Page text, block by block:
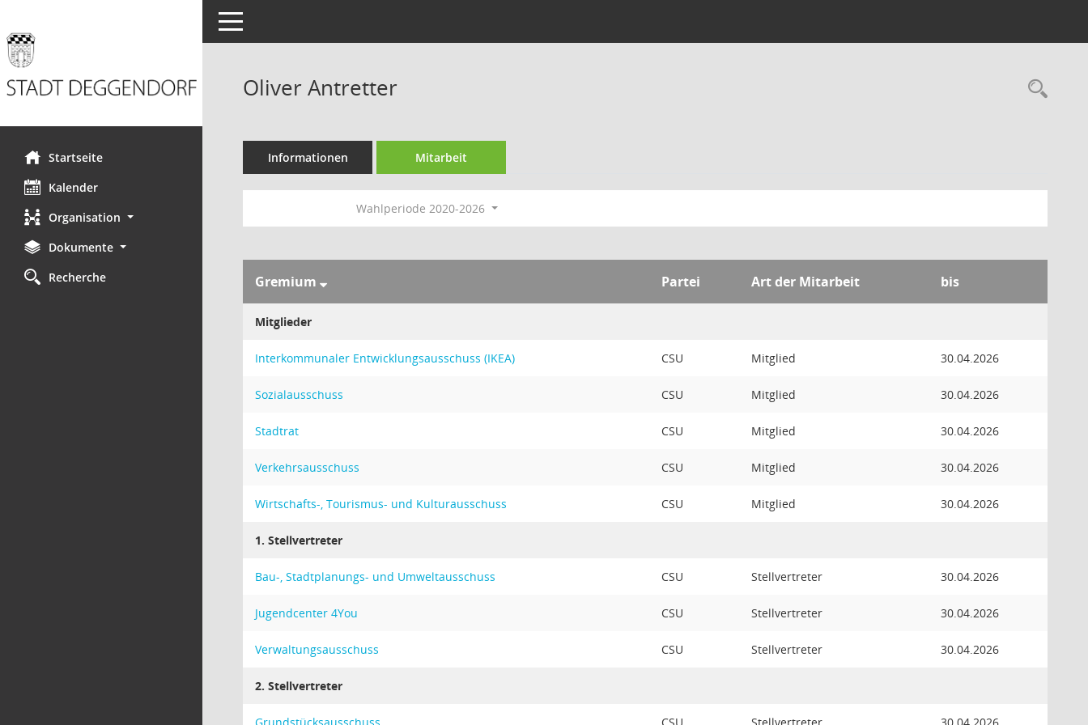
Startseite
Kalender
Organisation
Dokumente
Recherche
Toggle navigation
Oliver Antretter
Informationen Mitarbeit
Wahlperiode 2020-2026
Gremium Partei Art der Mitarbeit bis
Mitglieder
Interkommunaler Entwicklungsausschuss (IKEA) CSU Mitglied 30.04.2026
Sozialausschuss CSU Mitglied 30.04.2026
Stadtrat CSU Mitglied 30.04.2026
Verkehrsausschuss CSU Mitglied 30.04.2026
Wirtschafts-, Tourismus- und Kulturausschuss CSU Mitglied 30.04.2026
1. Stellvertreter
Bau-, Stadtplanungs- und Umweltausschuss CSU Stellvertreter 30.04.2026
Jugendcenter 4You CSU Stellvertreter 30.04.2026
Verwaltungsausschuss CSU Stellvertreter 30.04.2026
2. Stellvertreter